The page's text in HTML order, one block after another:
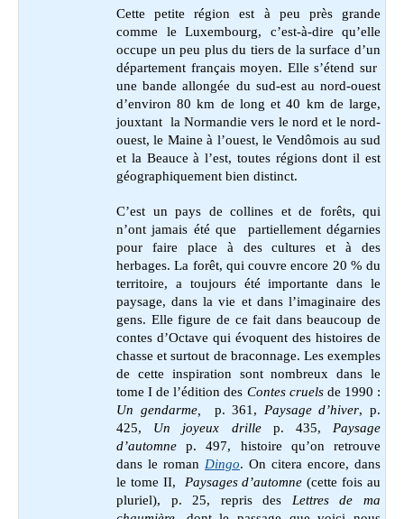
Cette petite région est à peu près grande
comme le Luxembourg, c’est-à-dire qu’elle
occupe un peu plus du tiers de la surface d’un
département français moyen. Elle s’étend sur
une bande allongée du sud-est au nord-ouest
d’environ 80 km de long et 40 km de large,
jouxtant la Normandie vers le nord et le nord-
ouest, le Maine à l’ouest, le Vendômois au sud
et la Beauce à l’est, toutes régions dont il est
géographiquement bien distinct.
C’est un pays de collines et de forêts, qui
n’ont jamais été que partiellement dégarnies
pour faire place à des cultures et à des
herbages. La forêt, qui couvre encore 20 % du
territoire, a toujours été importante dans le
paysage, dans la vie et dans l’imaginaire des
gens. Elle figure de ce fait dans beaucoup de
contes d’Octave qui évoquent des histoires de
chasse et surtout de braconnage. Les exemples
de cette inspiration sont nombreux dans le
tome I de l’édition des Contes cruelsde 1990 :
Un gendarme,
p. 361, Paysage d’hiver, p.
425, Un joyeux drillep. 435, Paysage
d’automne p. 497, histoire qu’on retrouve
dans le roman Dingo. On citera encore, dans
le tome II, Paysages d’automne (cette fois au
pluriel), p. 25, repris des Lettres de ma